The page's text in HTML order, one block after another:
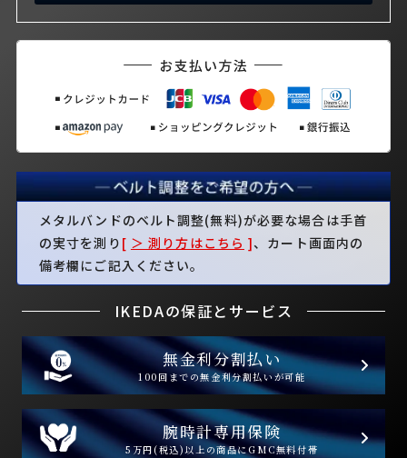
メタルバンドのベルト調整(無料)が必要な場合は手首
の実寸を測り [ ＞ 測り方はこちら ]、カート画面内の
備考欄にご記入ください。
IKEDAの保証とサービス
無金利分割払い
100回までの無金利分割払いが可能
腕時計専用保険
5万円(税込)以上の商品にGMC無料付帯